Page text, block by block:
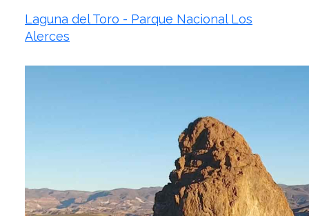
Laguna del Toro - Parque Nacional Los
Alerces